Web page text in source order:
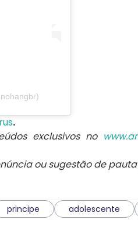
.
exclusivos no
ou sugestão de
principe adolescente